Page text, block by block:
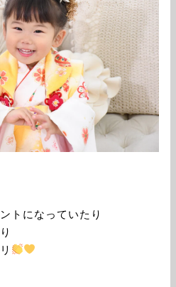
トになっていたり